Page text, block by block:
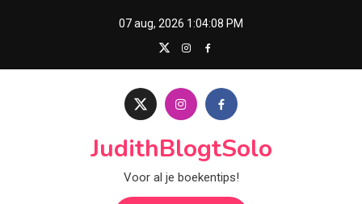
07 aug, 2026 1:04:09 PM
JudithBlogtSolo
Voor al je boekentips!